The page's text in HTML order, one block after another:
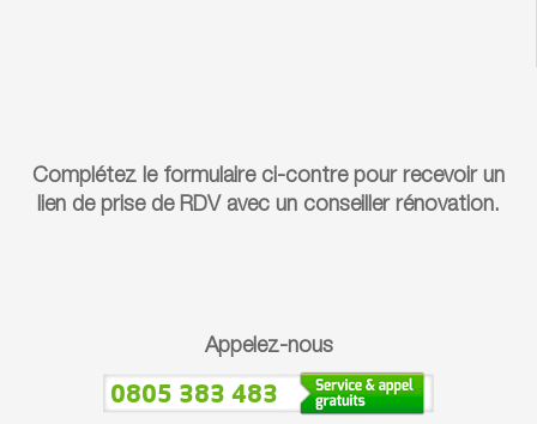
Complétez le formulaire ci-contre pour recevoir un
lien de prise de RDV avec un conseiller rénovation.
Appelez-nous
0805 383 483